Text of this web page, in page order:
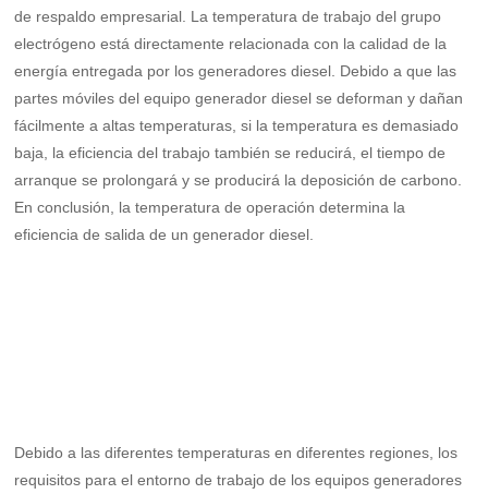
Breve Introducción
Cultura Corporativa
Honor
Tecnología
Taller Show
Cooperación
de respaldo empresarial. La temperatura de trabajo del grupo
electrógeno está directamente relacionada con la calidad de la
energía entregada por los generadores diesel. Debido a que las
partes móviles del equipo generador diesel se deforman y dañan
fácilmente a altas temperaturas, si la temperatura es demasiado
baja, la eficiencia del trabajo también se reducirá, el tiempo de
arranque se prolongará y se producirá la deposición de carbono.
En conclusión, la temperatura de operación determina la
eficiencia de salida de un generador diesel.
Debido a las diferentes temperaturas en diferentes regiones, los
requisitos para el entorno de trabajo de los equipos generadores